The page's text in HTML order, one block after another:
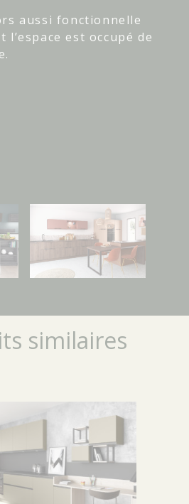
aussi fonctionnelle
l’espace est occupé de
similaires